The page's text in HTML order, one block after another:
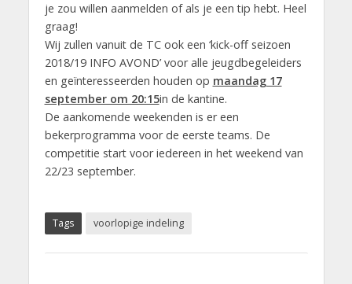
je zou willen aanmelden of als je een tip hebt. Heel
graag!
Wij zullen vanuit de TC ook een ‘kick-off seizoen
2018/19 INFO AVOND’ voor alle jeugdbegeleiders
en geïnteresseerden houden op maandag 17
september om 20:15in de kantine.
De aankomende weekenden is er een
bekerprogramma voor de eerste teams. De
competitie start voor iedereen in het weekend van
22/23 september.
Tags voorlopige indeling